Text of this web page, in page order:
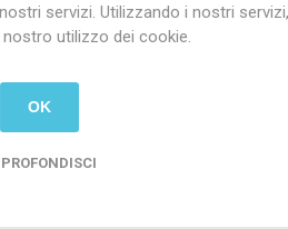
servizi. Utilizzando i nostri servizi,
utilizzo dei cookie.
OK